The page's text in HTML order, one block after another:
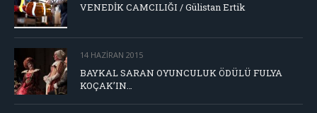
VENEDİK CAMCILIĞI / Gülistan Ertik
14 HAZIRAN 2015
BAYKAL SARAN OYUNCULUK ÖDÜLÜ FULYA
KOÇAK’IN…